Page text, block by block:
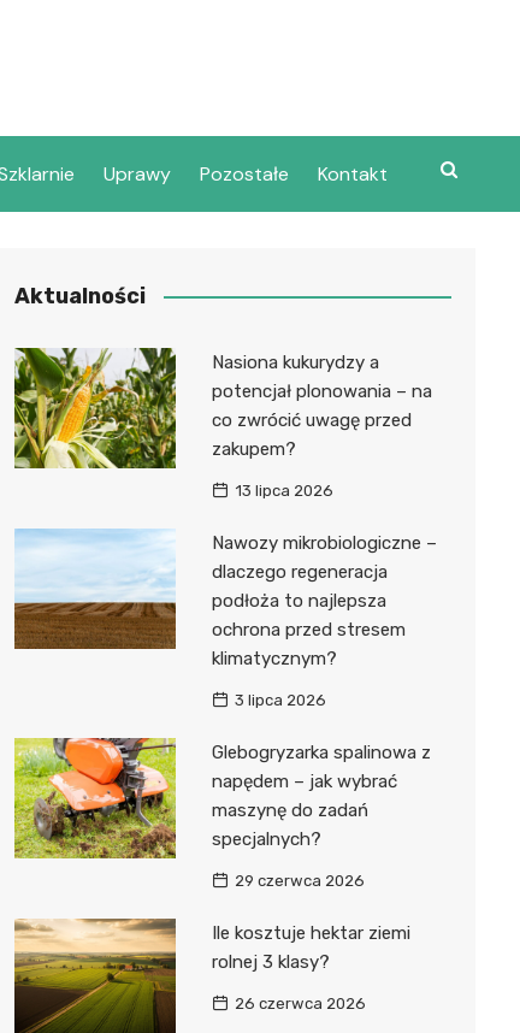
Uprawy Pozostałe Kontakt
Aktualności
Nasiona kukurydzy a
potencjał plonowania – na
co zwrócić uwagę przed
zakupem?
13 lipca 2026
Nawozy mikrobiologiczne –
dlaczego regeneracja
podłoża to najlepsza
ochrona przed stresem
klimatycznym?
3 lipca 2026
Glebogryzarka spalinowa z
napędem – jak wybrać
maszynę do zadań
specjalnych?
29 czerwca 2026
Ile kosztuje hektar ziemi
rolnej 3 klasy?
26 czerwca 2026